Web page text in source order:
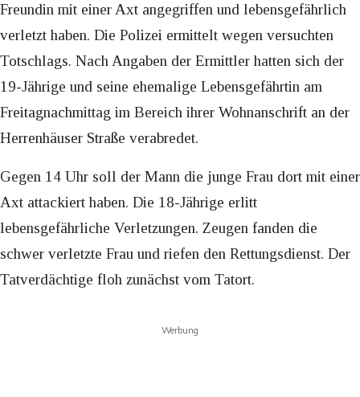
Freundin mit einer Axt angegriffen und lebensgefährlich
verletzt haben. Die Polizei ermittelt wegen versuchten
Totschlags. Nach Angaben der Ermittler hatten sich der
19-Jährige und seine ehemalige Lebensgefährtin am
Freitagnachmittag im Bereich ihrer Wohnanschrift an der
Herrenhäuser Straße verabredet.
Gegen 14 Uhr soll der Mann die junge Frau dort mit einer
Axt attackiert haben. Die 18-Jährige erlitt
lebensgefährliche Verletzungen. Zeugen fanden die
schwer verletzte Frau und riefen den Rettungsdienst. Der
Tatverdächtige floh zunächst vom Tatort.
Werbung